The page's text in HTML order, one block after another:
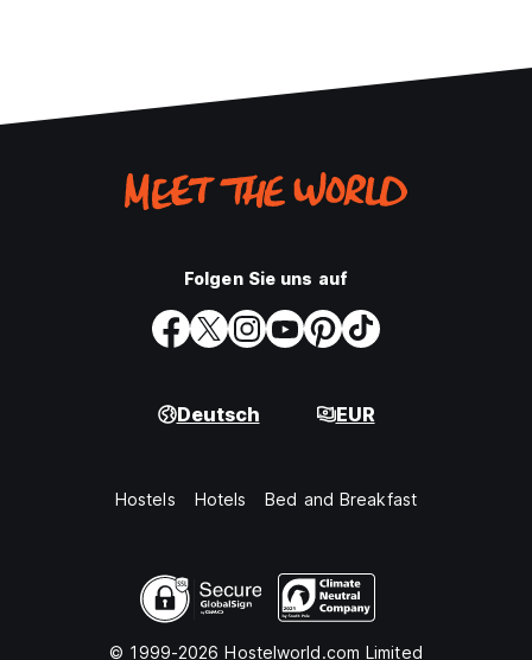
Folgen Sie uns auf
Deutsch EUR
Hostels Hotels Bed and Breakfast
© 1999-2026 Hostelworld.com Limited